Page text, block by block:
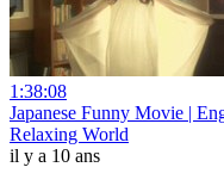
1:38:08
Japanese Funny Movie |
Relaxing World
il y a 10 ans